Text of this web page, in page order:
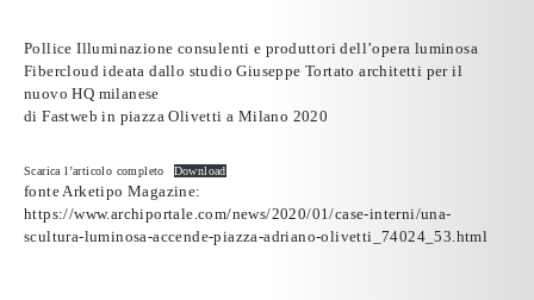
Pollice Illuminazione consulenti e produttori dell’opera luminosa
Fibercloud ideata dallo studio Giuseppe Tortato architetti per il
nuovo HQ milanese
diFastwebin piazza Olivetti a Milano 2020
Scarica l’articolo completo Download
fonte Arketipo Magazine:
https://www.archiportale.com/news/2020/01/case-interni/una-
scultura-luminosa-accende-piazza-adriano-olivetti_74024_53.html